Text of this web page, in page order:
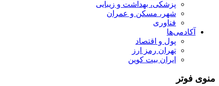
پزشکی، بهداشت و زیبایی
شهر، مسکن و عمران
فناوری
آکادمی‌ها
پول و اقتصاد
تهران رمز ارز
ایران بیت کوین
منوی فوتر